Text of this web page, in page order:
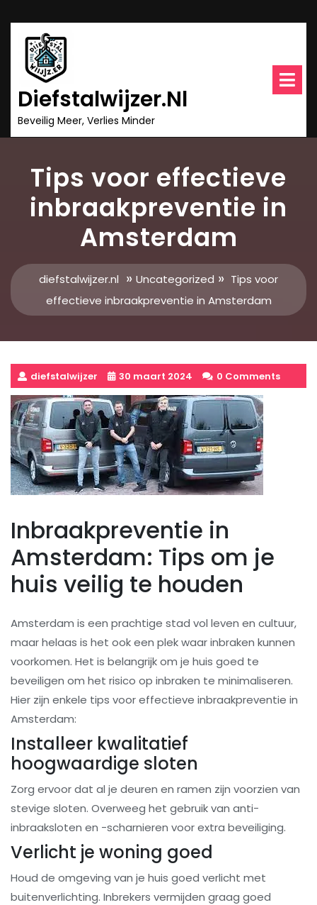
naar
inhoud
Diefstalwijzer.nl
Beveilig Meer, Verlies Minder
Tips voor effectieve
inbraakpreventie in
Amsterdam
diefstalwijzer.nl » Uncategorized » Tips voor
effectieve inbraakpreventie in Amsterdam
diefstalwijzer 30 maart 2024 0 Comments
Inbraakpreventie in
Amsterdam: Tips om je
huis veilig te houden
Amsterdam is een prachtige stad vol leven en cultuur,
maar helaas is het ook een plek waar inbraken kunnen
voorkomen. Het is belangrijk om je huis goed te
beveiligen om het risico op inbraken te minimaliseren.
Hier zijn enkele tips voor effectieve inbraakpreventie in
Amsterdam:
Installeer kwalitatief
hoogwaardige sloten
Zorg ervoor dat al je deuren en ramen zijn voorzien van
stevige sloten. Overweeg het gebruik van anti-
inbraaksloten en -scharnieren voor extra beveiliging.
Verlicht je woning goed
Houd de omgeving van je huis goed verlicht met
buitenverlichting. Inbrekers vermijden graag goed